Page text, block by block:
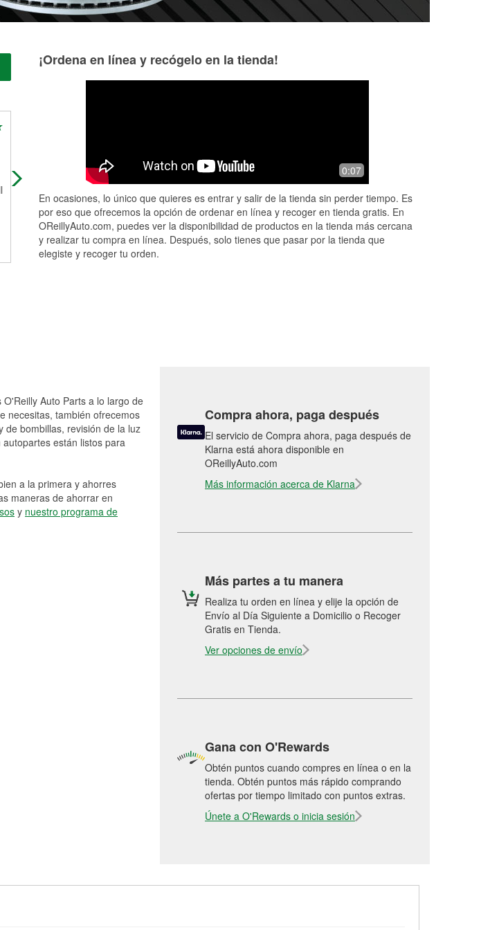
Nice people and good service.
Was told my alternator was bad and
the whole time it was my Battery
military discount
¡Ordena en línea y recógelo en la tienda!
0:07
En ocasiones, lo único que quieres es entrar y salir de la tienda sin perder tiempo. Es
por eso que ofrecemos la opción de ordenar en línea y recoger en tienda gratis. En
OReillyAuto.com, puedes ver la disponibilidad de productos en la tienda más cercana
y realizar tu compra en línea. Después, solo tienes que pasar por la tienda que
elegiste y recoger tu orden.
Auto Parts a lo largo de
necesitas, también ofrecemos
de bombillas, revisión de la luz
están listos para
a la primera y ahorres
maneras de ahorrar en
y nuestro programa de
Compra ahora, paga después
El servicio de Compra ahora, paga después de
Klarna está ahora disponible en
OReillyAuto.com
Más información acerca de Klarna
Más partes a tu manera
Realiza tu orden en línea y elije la opción de
Envío al Día Siguiente a Domicilio o Recoger
Gratis en Tienda.
Ver opciones de envío
Gana con O'Rewards
Obtén puntos cuando compres en línea o en la
tienda. Obtén puntos más rápido comprando
ofertas por tiempo limitado con puntos extras.
Únete a O'Rewards o inicia sesión